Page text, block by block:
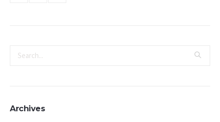
Archives